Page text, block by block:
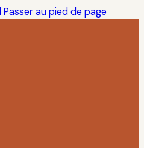
Passer au pied de page